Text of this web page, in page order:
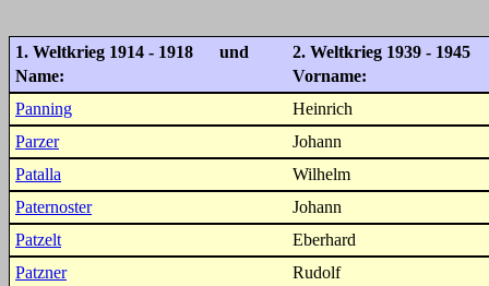
1. Weltkrieg 1914 - 1918 und
2. Weltkrieg 1939 - 1945
Name:
Vorname:
Panning
Heinrich
Parzer
Johann
Patalla
Wilhelm
Paternoster
Johann
Patzelt
Eberhard
Patzner
Rudolf